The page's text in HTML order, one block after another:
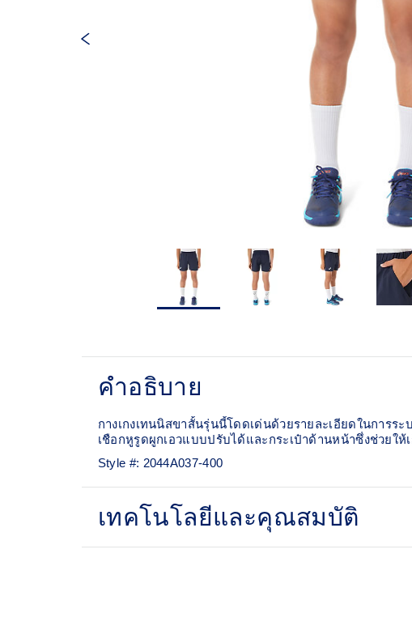
คำอธิบาย
กางเกงเทนนิสขาสั้นรุ่นนี้โดดเด่นด้วยรายละเอียดในการ
เชือกหูรูดผูกเอวแบบปรับได้และกระเป๋าด้านหน้าซึ่งช่วยให้
Style #: 2044A037-400
เทคโนโลยีและคุณสมบัติ